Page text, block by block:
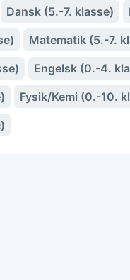
Dansk (5.-7. klasse)
Matematik (5.-7.
Engelsk (0.-4.
Fysik/Kemi (0.-10.